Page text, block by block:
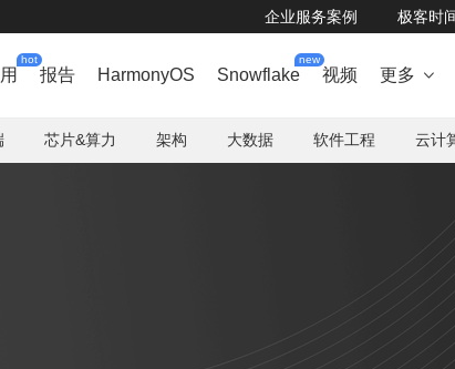
企业服务案例 极客时
hot
报告 HarmonyOS Snowflake
new
视频 更多 
芯片&算力 架构 大数据 软件工程 云计